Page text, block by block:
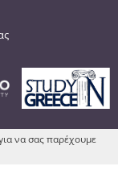
να σας παρέχουμε